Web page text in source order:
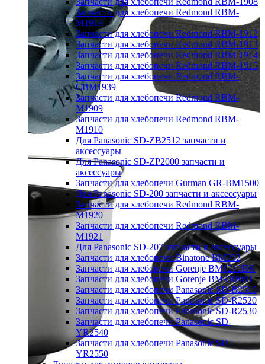
Запчасти для хлебопечи Redmond RBM-
M1919
Запчасти для хлебопечи Redmond RBM-1912
Запчасти для хлебопечи Redmond RBM-1913
Запчасти для хлебопечи Redmond RBM-1914
Запчасти для хлебопечи Redmond RBM-1915
Запчасти для хлебопечи Redmond RBM-
CBM1939
Запчасти для хлебопечи Redmond RBM-
M1909
Запчасти для хлебопечи Redmond RBM-
M1910
Для Panasonic SD-ZB2512 запчасти и
аксессуары
Для Panasonic SD-ZP2000 запчасти и
аксессуары
Запчасти для хлебопечи Gurman GR-BM1500
Для Panasonic SD-200 запчасти и аксессуары
Запчасти для хлебопечи Redmond RBM-
M1920
Запчасти для хлебопечи Redmond RBM-
M1921
Для Panasonic SD-207 запчасти и аксессуары
Запчасти для хлебопечи Binatone BM202
Запчасти для хлебопечи Gorenje BM1210BK
Запчасти для хлебопечи Gorenje BM910WII
Запчасти для хлебопечи Panasonic SD-B2510
Запчасти для хлебопечи Panasonic SD-R2520
Запчасти для хлебопечи Panasonic SD-R2530
Запчасти для хлебопечи Panasonic SD-
YR2540
Запчасти для хлебопечи Panasonic SD-
YR2550